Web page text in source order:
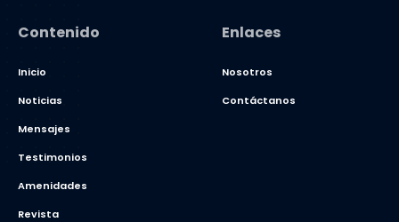
Contenido
Inicio
Noticias
Mensajes
Testimonios
Amenidades
Revista
Enlaces
Nosotros
Contáctanos